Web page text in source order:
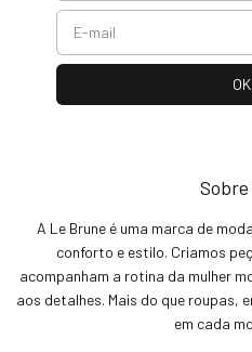
Sobre
A Le Brune é uma marca de
conforto e estilo. Criamos
acompanham a rotina da mulher
aos detalhes. Mais do que roupas,
em cada